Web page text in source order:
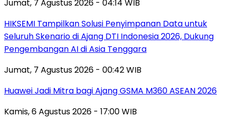
Jumat, 7 Agustus 2026 - 04:14 WIB
HIKSEMI Tampilkan Solusi Penyimpanan Data untuk
Seluruh Skenario di Ajang DTI Indonesia 2026, Dukung
Pengembangan AI di Asia Tenggara
Jumat, 7 Agustus 2026 - 00:42 WIB
Huawei Jadi Mitra bagi Ajang GSMA M360 ASEAN 2026
Kamis, 6 Agustus 2026 - 17:00 WIB